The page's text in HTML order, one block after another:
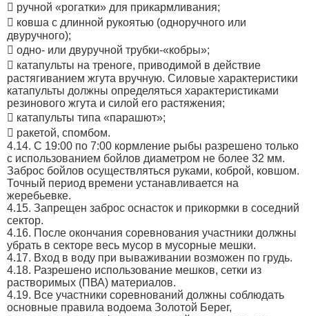
 ручной «рогатки» для прикармливания;
 ковша с длинной рукоятью (одноручного или
двуручного);
 одно- или двуручной трубки-«кобры»;
 катапульты на треноге, приводимой в действие
растягиванием жгута вручную. Силовые характеристики
катапульты должны определяться характеристиками
резинового жгута и силой его растяжения;
 катапульты типа «парашют»;
 ракетой, спомбом.
4.14. С 19:00 по 7:00 кормление рыбы разрешено только
с использованием бойлов диаметром не более 32 мм.
Заброс бойлов осуществляться руками, коброй, ковшом.
Точный период времени устанавливается на
жеребьевке.
4.15. Запрещен заброс оснасток и прикормки в соседний
сектор.
4.16. После окончания соревнования участники должны
убрать в секторе весь мусор в мусорные мешки.
4.17. Вход в воду при вываживании возможен по грудь.
4.18. Разрешено использование мешков, сетки из
растворимых (ПВА) материалов.
4.19. Все участники соревнований должны соблюдать
основные правила водоема Золотой Берег,